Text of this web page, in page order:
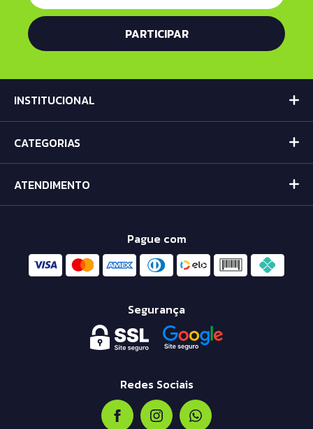
INSTITUCIONAL
CATEGORIAS
ATENDIMENTO
Pague com
Segurança
Redes Sociais